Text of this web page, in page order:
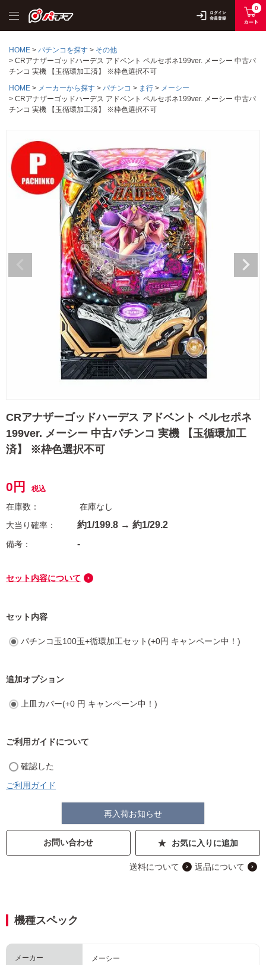
0
HOME パチンコを探す
その他
CRアナザーゴッドハーデス アドベント ペルセポネ199ver. メーシー 中古パ
チンコ 実機 【玉循環加工済】 ※枠色選択不可
HOME
メーカーから探す パチンコ ま行
メーシー
CRアナザーゴッドハーデス アドベント ペルセポネ199ver. メーシー 中古パ
チンコ 実機 【玉循環加工済】 ※枠色選択不可
CRアナザーゴッドハーデス アドベント ペルセポネ
199ver. メーシー 中古パチンコ 実機 【玉循環加工
済】 ※枠色選択不可
0 税込
在庫なし
約1/199.8 → 約1/29.2
-
セット内容について
セット内容
パチンコ玉100玉+循環加工セット(+0円 キャンペーン中！)
追加オプション
上皿カバー(+0 円 キャンペーン中！)
ご利用ガイドについて
確認した
ご利用ガイド
再入荷お知らせ
お問い合わせ お気に入りに追加
送料について 返品について
機種スペック
メーカー メーシー